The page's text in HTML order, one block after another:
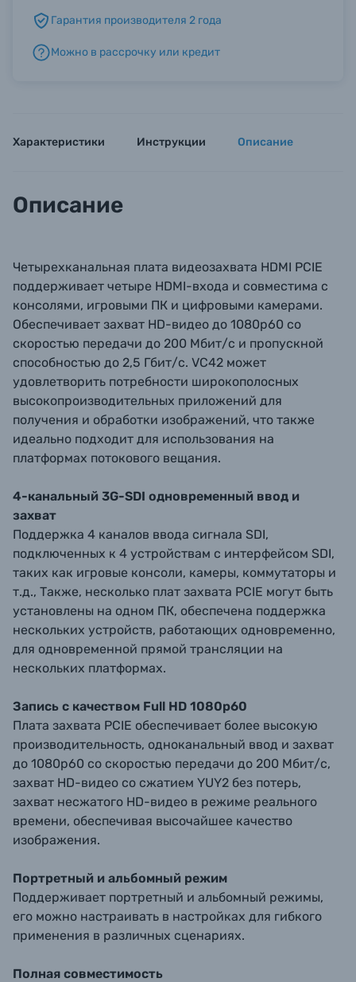
Б/У фототехника (Комиссионные товары)
Гарантия производителя 2 года
Можно в рассрочку или кредит
Характеристики Инструкции Описание
Описание
Четырехканальная плата видеозахвата HDMI PCIE
поддерживает четыре HDMI-входа и совместима с
консолями, игровыми ПК и цифровыми камерами.
Обеспечивает захват HD-видео до 1080p60 со
скоростью передачи до 200 Мбит/с и пропускной
способностью до 2,5 Гбит/с. VC42 может
удовлетворить потребности широкополосных
высокопроизводительных приложений для
получения и обработки изображений, что также
идеально подходит для использования на
платформах потокового вещания.
4-канальный 3G-SDI одновременный ввод и
захват
Поддержка 4 каналов ввода сигнала SDI,
подключенных к 4 устройствам c интерфейсом SDI,
таких как игровые консоли, камеры, коммутаторы и
т.д., Также, несколько плат захвата PCIE могут быть
установлены на одном ПК, обеспечена поддержка
нескольких устройств, работающих одновременно,
для одновременной прямой трансляции на
нескольких платформах.
Запись с качеством Full HD 1080p60
Плата захвата PCIE обеспечивает более высокую
производительность, одноканальный ввод и захват
до 1080p60 со скоростью передачи до 200 Мбит/с,
захват HD-видео со сжатием YUY2 без потерь,
захват несжатого HD-видео в режиме реального
времени, обеспечивая высочайшее качество
изображения.
Портретный и альбомный режим
Поддерживает портретный и альбомный режимы,
его можно настраивать в настройках для гибкого
применения в различных сценариях.
Полная совместимость